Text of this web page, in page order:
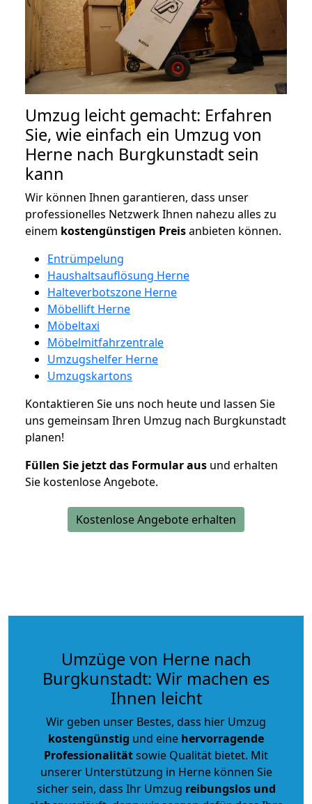
Umzug leicht gemacht: Erfahren
Sie, wie einfach ein Umzug von
Herne nach Burgkunstadt sein
kann
Wir können Ihnen garantieren, dass unser
professionelles Netzwerk Ihnen nahezu alles zu
einem kostengünstigen Preisanbieten können.
Entrümpelung
Haushaltsauflösung Herne
Halteverbotszone Herne
Möbellift Herne
Möbeltaxi
Möbelmitfahrzentrale
Umzugshelfer Herne
Umzugskartons
Kontaktieren Sie uns noch heute und lassen Sie
uns gemeinsam Ihren Umzug nach Burgkunstadt
planen!
Füllen Sie jetzt das Formular aus und erhalten
Sie kostenlose Angebote.
Kostenlose Angebote erhalten
Umzüge von Herne nach
Burgkunstadt: Wir machen es
Ihnen leicht
Wir geben unser Bestes, dass hier Umzug
kostengünstig und eine hervorragende
Professionalitätsowie Qualität bietet. Mit
unserer Unterstützung in Herne können Sie
sicher sein, dass Ihr Umzug reibungslos und